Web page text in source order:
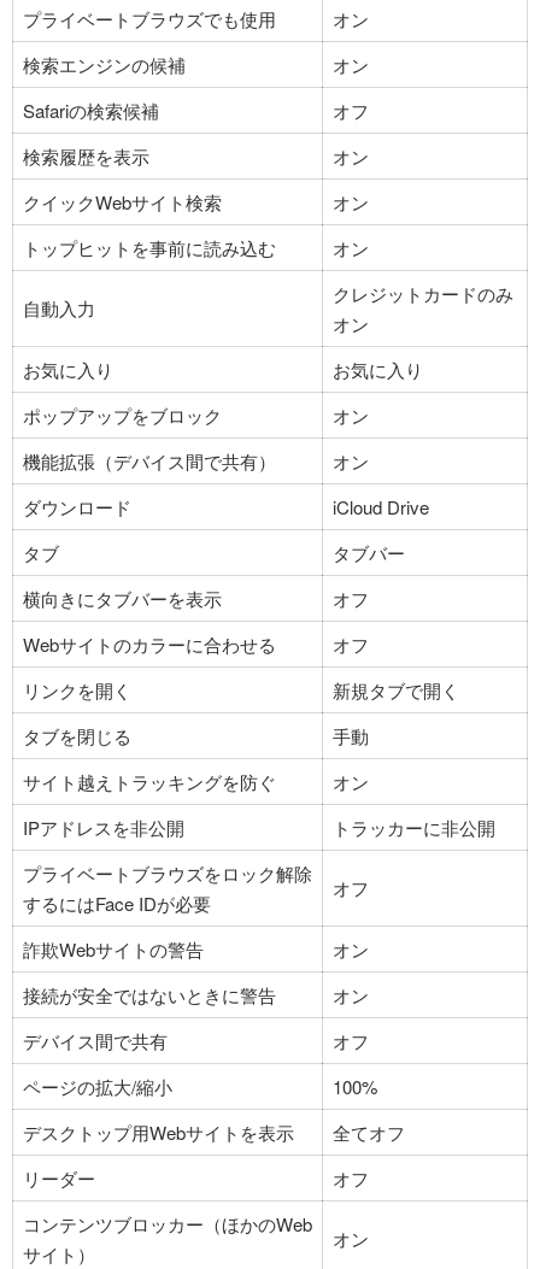
プライベートブラウズでも使用
オン
検索エンジンの候補
オン
Safariの検索候補
オフ
検索履歴を表示
オン
クイックWebサイト検索
オン
トップヒットを事前に読み込む
オン
自動入力
クレジットカードのみ
オン
お気に入り
お気に入り
ポップアップをブロック
オン
機能拡張（デバイス間で共有）
オン
ダウンロード
iCloud Drive
タブ
タブバー
横向きにタブバーを表示
オフ
Webサイトのカラーに合わせる
オフ
リンクを開く
新規タブで開く
タブを閉じる
手動
サイト越えトラッキングを防ぐ
オン
IPアドレスを非公開
トラッカーに非公開
プライベートブラウズをロック解除
するにはFace IDが必要
オフ
詐欺Webサイトの警告
オン
接続が安全ではないときに警告
オン
デバイス間で共有
オフ
ページの拡大/縮小
100%
デスクトップ用Webサイトを表示
全てオフ
リーダー
オフ
コンテンツブロッカー（ほかのWeb
サイト）
オン